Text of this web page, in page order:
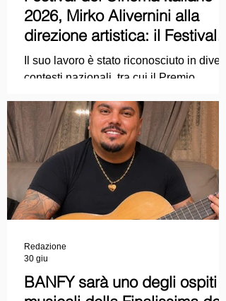
2026, Mirko Alivernini alla
direzione artistica: il Festival
punta sul dialogo tra tradizione
e nuove tecnologie
Il suo lavoro è stato riconosciuto in diversi
contesti nazionali, tra cui il Premio
Premio Starlight assegnato nell'ambito
della Mostra Internazionale d'Arte
Cinematografica di Venezia e le
collaborazioni con la Roma Film
Academy, dove ha tenuto incontri e
masterclass dedicati all'evoluzione del
linguaggio cinematografico.
BANFY sarà uno degli ospiti
Redazione
30 giu